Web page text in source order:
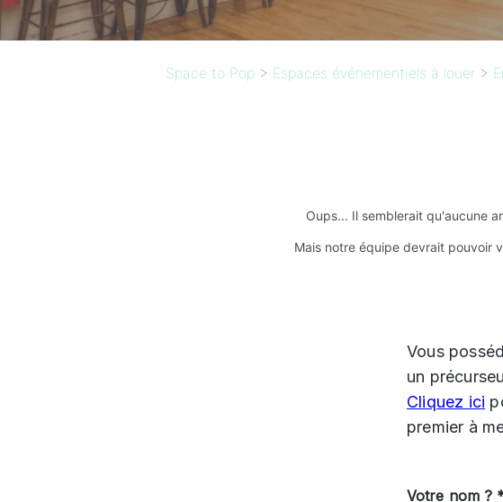
Space to Pop > Espaces événementiels à louer >
Oups... Il semblerait qu'aucune
Mais notre équipe devrait pouvoir